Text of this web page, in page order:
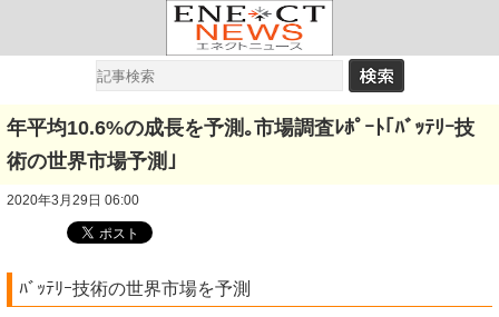
年平均10.6%の成長を予測｡市場調査ﾚﾎﾟｰﾄ｢ﾊﾞｯﾃﾘｰ技
術の世界市場予測｣
2020年3月29日 06:00
ﾊﾞｯﾃﾘｰ技術の世界市場を予測